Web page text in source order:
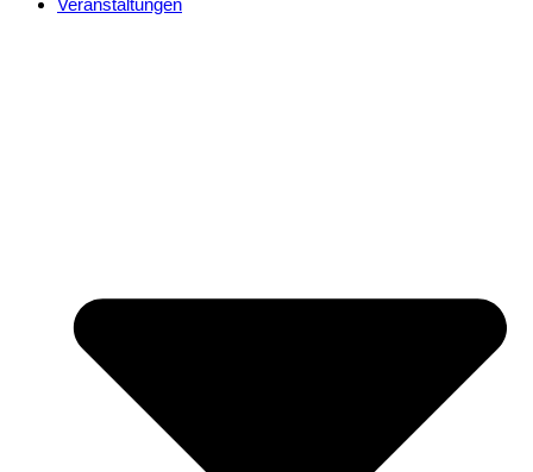
Veranstaltungen